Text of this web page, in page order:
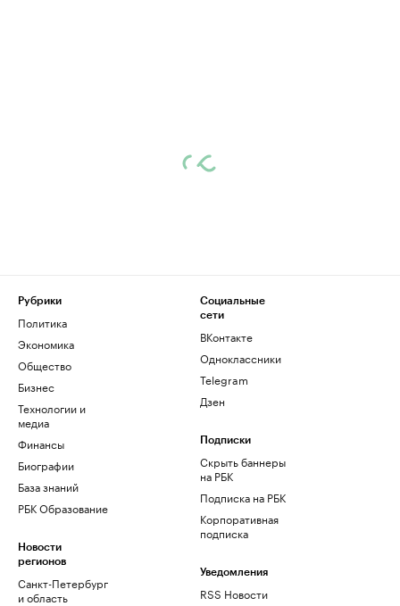
Рубрики
Политика
Экономика
Общество
Бизнес
Технологии и
медиа
Финансы
Биографии
База знаний
РБК Образование
Новости
регионов
Санкт-Петербург
и область
Социальные
сети
ВКонтакте
Одноклассники
Telegram
Дзен
Подписки
Скрыть баннеры
на РБК
Подписка на РБК
Корпоративная
подписка
Уведомления
RSS Новости